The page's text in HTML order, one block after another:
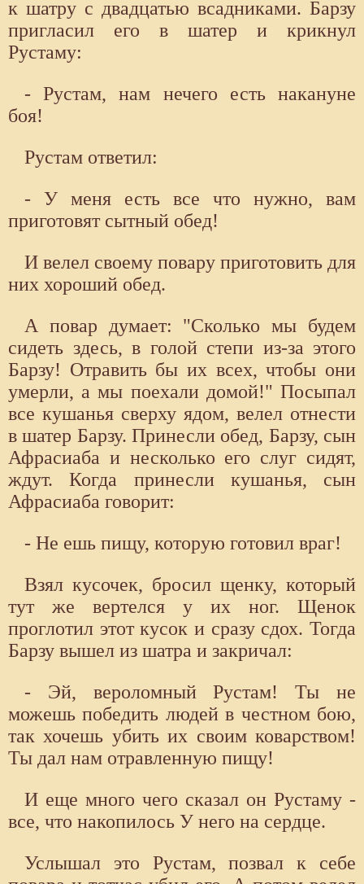
к шатру с двадцатью всадниками. Барзу
пригласил его в шатер и крикнул
Рустаму:
- Рустам, нам нечего есть накануне
боя!
Рустам ответил:
- У меня есть все что нужно, вам
приготовят сытный обед!
И велел своему повару приготовить для
них хороший обед.
А повар думает: "Сколько мы будем
сидеть здесь, в голой степи из-за этого
Барзу! Отравить бы их всех, чтобы они
умерли, а мы поехали домой!" Посыпал
все кушанья сверху ядом, велел отнести
в шатер Барзу. Принесли обед, Барзу, сын
Афрасиаба и несколько его слуг сидят,
ждут. Когда принесли кушанья, сын
Афрасиаба говорит:
- Не ешь пищу, которую готовил враг!
Взял кусочек, бросил щенку, который
тут же вертелся у их ног. Щенок
проглотил этот кусок и сразу сдох. Тогда
Барзу вышел из шатра и закричал:
- Эй, вероломный Рустам! Ты не
можешь победить людей в честном бою,
так хочешь убить их своим коварством!
Ты дал нам отравленную пищу!
И еще много чего сказал он Рустаму -
все, что накопилось У него на сердце.
Услышал это Рустам, позвал к себе